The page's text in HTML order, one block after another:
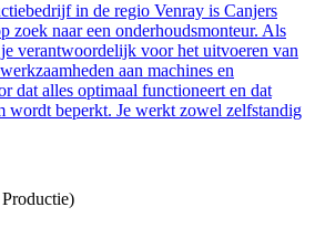
in de regio Venray is Canjers
zoek naar een onderhoudsmonteur. Als
verantwoordelijk voor het uitvoeren van
aan machines en
dat alles optimaal functioneert en dat
wordt beperkt. Je werkt zowel zelfstandig